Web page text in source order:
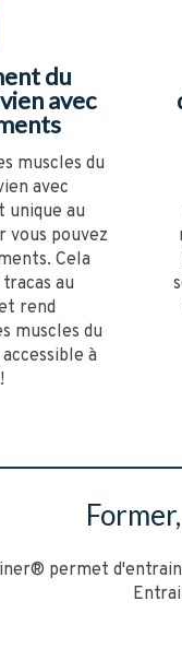
du
avec
muscles du
avec
unique au
vous pouvez
Cela
au
rend
muscles du
à
permet